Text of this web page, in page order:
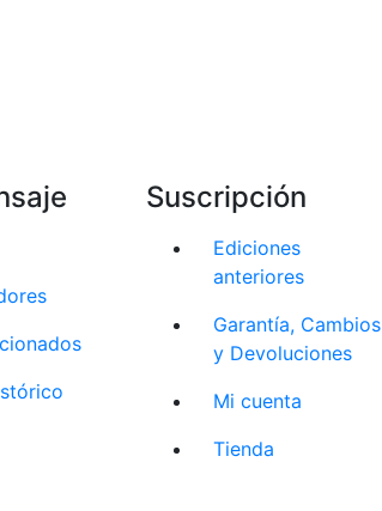
Suscripción
Ediciones
anteriores
Garantía, Cambios
y Devoluciones
Mi cuenta
Tienda